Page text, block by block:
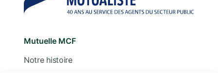
Mutuelle MCF
Notre histoire